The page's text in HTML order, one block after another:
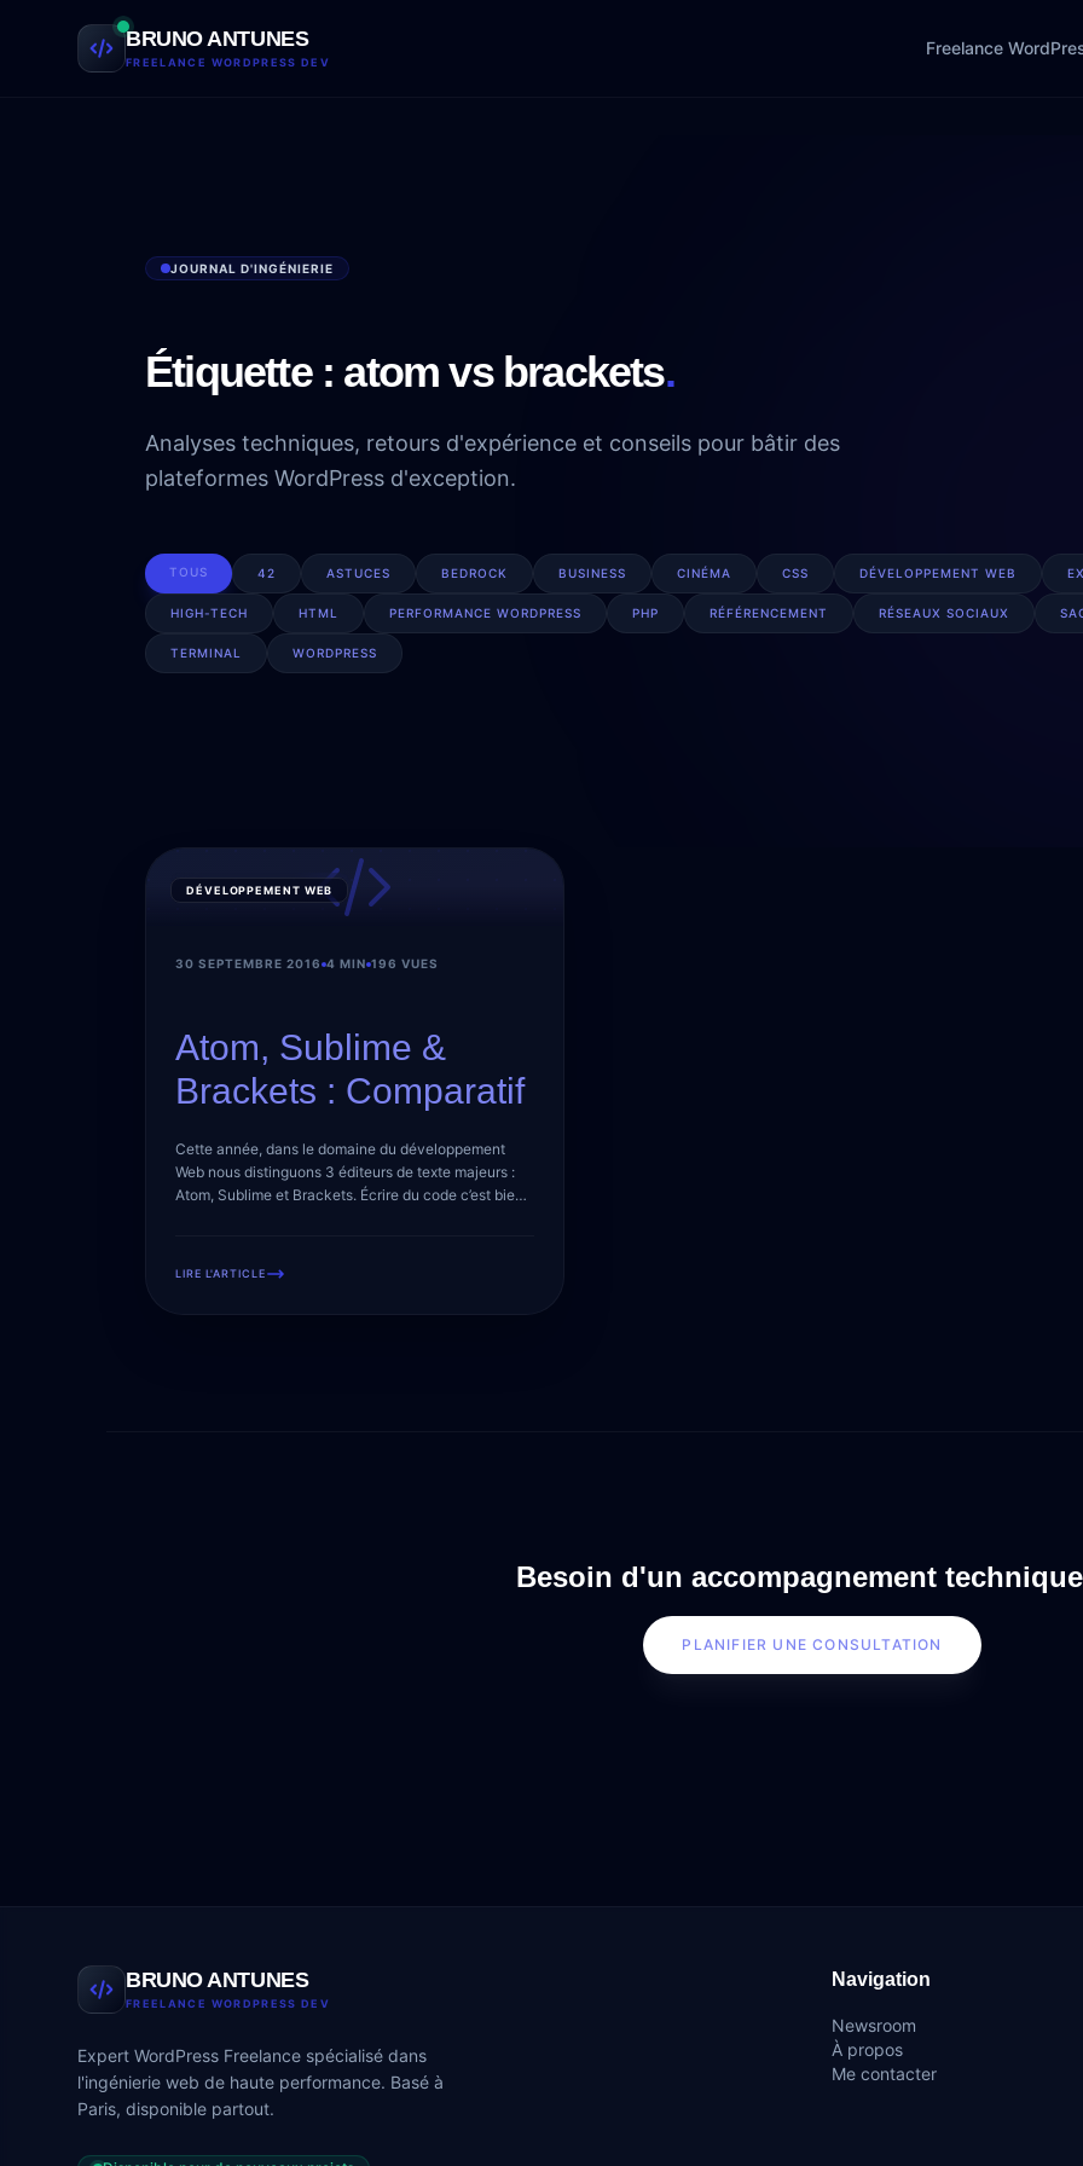
Aller au contenu
BRUNO ANTUNES
FREELANCE WORDPRESS DEV
Freelance
JOURNAL D'INGÉNIERIE
Étiquette : atom vs brackets.
Analyses techniques, retours d'expérience et conseils pour bâtir des
plateformes WordPress d'exception.
TOUS 42 ASTUCES BEDROCK BUSINESS CINÉMA CSS DÉVELOPPEMENT WEB
HIGH-TECH HTML PERFORMANCE WORDPRESS PHP RÉFÉRENCEMENT RÉSEAUX SOCIAUX
TERMINAL WORDPRESS
DÉVELOPPEMENT WEB
30 SEPTEMBRE 2016 4 MIN 196 VUES
Atom, Sublime &
Brackets : Comparatif
Cette année, dans le domaine du développement
Web nous distinguons 3 éditeurs de texte majeurs :
Atom, Sublime et Brackets. Écrire du code c’est bien,
LIRE L'ARTICLE
Besoin d'un accompagnement
PLANIFIER UNE CONSULTATION
BRUNO ANTUNES
FREELANCE WORDPRESS DEV
Expert WordPress Freelance spécialisé dans
l'ingénierie web de haute performance. Basé à
Paris, disponible partout.
Navigation
Newsroom
À propos
Me contacter